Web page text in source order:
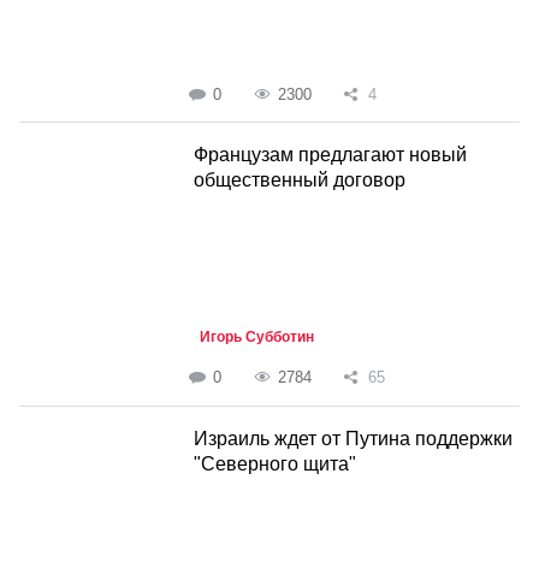
0 2300 4
Французам предлагают новый
общественный договор
Игорь Субботин
0 2784 65
Израиль ждет от Путина поддержки
"Северного щита"